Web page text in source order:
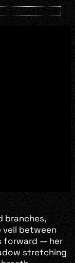
branches,
veil between
forward — her
stretching